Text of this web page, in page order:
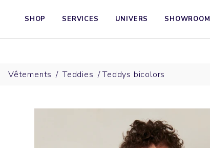
SHOP SERVICES UNIVERS SHOWROOM
Vêtements / Teddies /Teddys bicolors